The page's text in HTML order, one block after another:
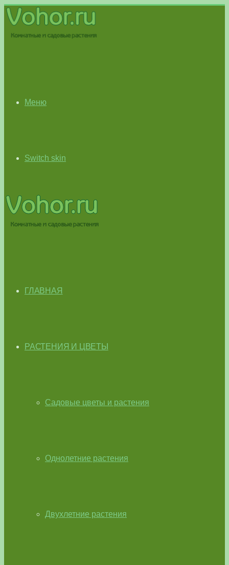
Меню
Switch skin
ГЛАВНАЯ
РАСТЕНИЯ И ЦВЕТЫ
Садовые цветы и растения
Однолетние растения
Двухлетние растения